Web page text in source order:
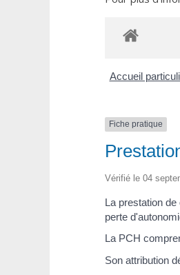
Accueil
Fiche pratique
Vérifié le 04
La prestation
perte
La PCH
Son attribution